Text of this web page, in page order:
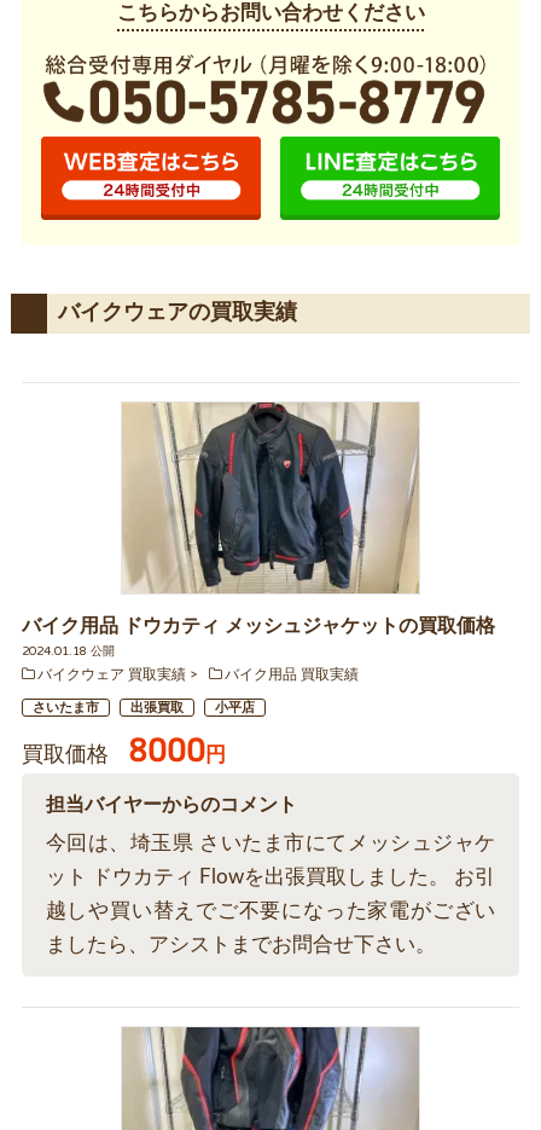
こちらからお問い合わせください
バイクウェアの買取実績
バイク用品 ドウカティ メッシュジャケットの買取価格
2024.01.18 公開
バイクウェア 買取実績
バイク用品 買取実績
さいたま市 出張買取 小平店
買取価格 8000円
担当バイヤーからのコメント
今回は、埼玉県 さいたま市にてメッシュジャケ
ット ドウカティ Flowを出張買取しました。 お引
越しや買い替えでご不要になった家電がござい
ましたら、アシストまでお問合せ下さい。